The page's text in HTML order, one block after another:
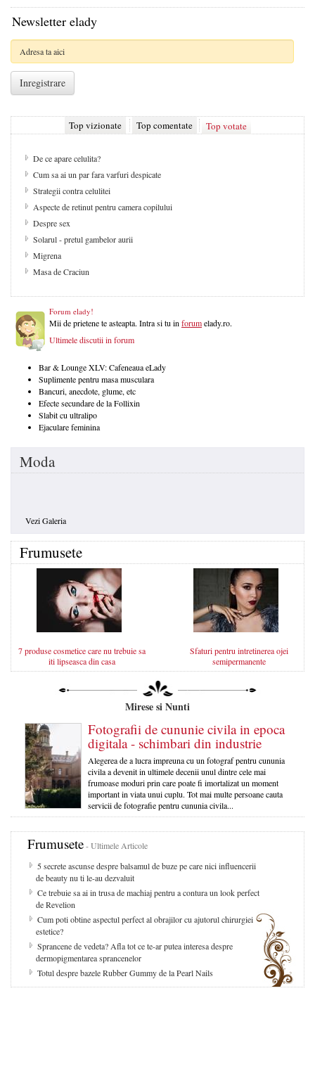
Newsletter elady
Top vizionate Top comentate Top votate
De ce apare celulita?
Cum sa ai un par fara varfuri despicate
Strategii contra celulitei
Aspecte de retinut pentru camera copilului
Despre sex
Solarul - pretul gambelor aurii
Migrena
Masa de Craciun
Forum elady!
Mii de prietene te asteapta. Intra si tu inforumelady.ro.
Ultimele discutii in forum
Bar & Lounge XLV: Cafeneaua eLady
Suplimente pentru masa musculara
Bancuri, anecdote, glume, etc
Efecte secundare de la Follixin
Slabit cu ultralipo
Ejaculare feminina
Moda
Vezi Galeria
Frumusete
7 produse cosmetice care nu trebuie sa
iti lipseasca din casa
Sfaturi pentru intretinerea ojei
semipermanente
Mirese si Nunti
Fotografii de cununie civila in epoca
digitala - schimbari din industrie
Alegerea de a lucra impreuna cu un fotograf pentru cununia
civila a devenit in ultimele decenii unul dintre cele mai
frumoase moduri prin care poate fi imortalizat un moment
important in viata unui cuplu. Tot mai multe persoane cauta
servicii de fotografie pentru cununia civila...
Frumusete- Ultimele Articole
5 secrete ascunse despre balsamul de buze pe care nici influencerii
de beauty nu ti le-au dezvaluit
Ce trebuie sa ai in trusa de machiaj pentru a contura un look perfect
de Revelion
Cum poti obtine aspectul perfect al obrajilor cu ajutorul chirurgiei
estetice?
Sprancene de vedeta? Afla tot ce te-ar putea interesa despre
dermopigmentarea sprancenelor
Totul despre bazele Rubber Gummy de la Pearl Nails